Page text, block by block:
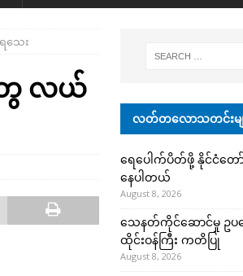
သေး
ေ လယ်
လတ်တလောသတင်းမျ
ရေပေါက်ပိတ်ဖို့ နိုင်ငံတ
နေပါတယ်
August 8, 2026
သေနတ်ကိုင်ဆောင်မှု ဥပ
ထိုင်းဝန်ကြီး ကတိပြု
August 8, 2026